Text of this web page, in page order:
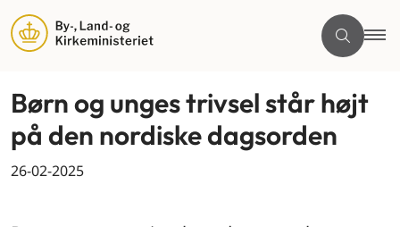
Børn og unges trivsel står højt
på den nordiske dagsorden
26-02-2025